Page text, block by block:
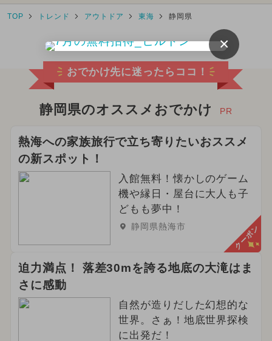
TOP トレンド アウトドア 東海 静岡県
おでかけ先に迷ったらココ！
静岡県のオススメおでかけ PR
熱海への家族旅行で立ち寄りたいおススメ
の新スポット！
入館無料！懐かしのゲーム
機や縁日・屋台に大人も子
どもも夢中！
静岡県熱海市 クーポン
迫力満点！ 落差30mを誇る地底の大滝はま
さに感動
自然が造りだした幻想的な
世界。さぁ！地底世界探検
に出発だ！
×